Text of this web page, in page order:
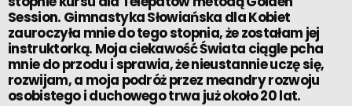
Session. Gimnastyka Słowiańska dla Kobiet
zauroczyła mnie do tego stopnia, że zostałam jej
instruktorką. Moja ciekawość Świata ciągle pcha
mnie do przodu i sprawia, że nieustannie uczę się,
rozwijam, a moja podróż przez meandry rozwoju
osobistego i duchowego trwa już około 20 lat.